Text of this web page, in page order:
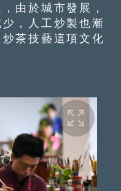
由於城市發展，
，人工炒製也漸
茶技藝這項文化